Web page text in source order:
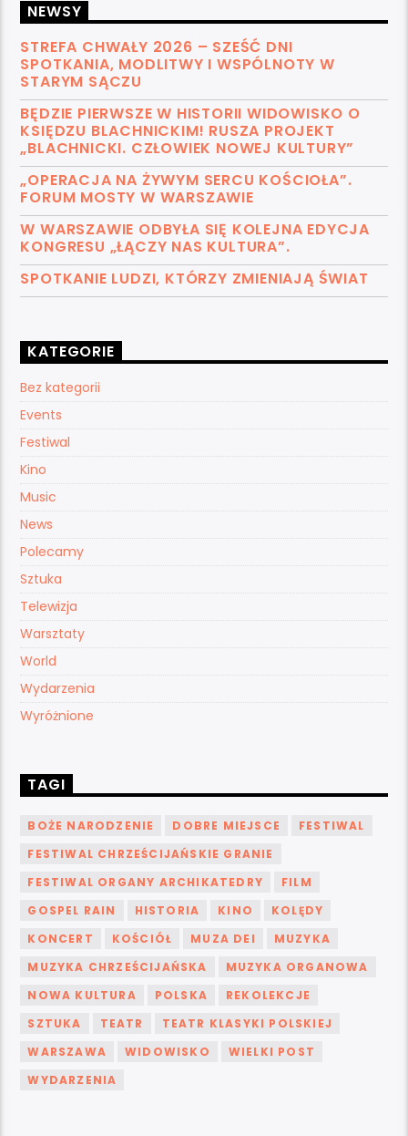
NEWSY
STREFA CHWAŁY 2026 – SZEŚĆ DNI
SPOTKANIA, MODLITWY I WSPÓLNOTY W
STARYM SĄCZU
BĘDZIE PIERWSZE W HISTORII WIDOWISKO O
KSIĘDZU BLACHNICKIM! RUSZA PROJEKT
„BLACHNICKI. CZŁOWIEK NOWEJ KULTURY”
„OPERACJA NA ŻYWYM SERCU KOŚCIOŁA”.
FORUM MOSTY W WARSZAWIE
W WARSZAWIE ODBYŁA SIĘ KOLEJNA EDYCJA
KONGRESU „ŁĄCZY NAS KULTURA”.
SPOTKANIE LUDZI, KTÓRZY ZMIENIAJĄ ŚWIAT
KATEGORIE
Bez kategorii
Events
Festiwal
Kino
Music
News
Polecamy
Sztuka
Telewizja
Warsztaty
World
Wydarzenia
Wyróżnione
TAGI
BOŻE NARODZENIE DOBRE MIEJSCE
FESTIWAL
FESTIWAL CHRZEŚCIJAŃSKIE GRANIE
FESTIWAL ORGANY ARCHIKATEDRY
FILM
GOSPEL RAIN
HISTORIA KINO
KOLĘDY
KONCERT
KOŚCIÓŁ MUZA DEI
MUZYKA
MUZYKA CHRZEŚCIJAŃSKA
MUZYKA ORGANOWA
NOWA KULTURA
POLSKA
REKOLEKCJE
SZTUKA
TEATR
TEATR KLASYKI POLSKIEJ
WARSZAWA
WIDOWISKO
WIELKI POST
WYDARZENIA